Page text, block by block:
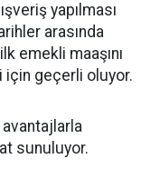
yapılması
arasında
emekli maaşını
için geçerli oluyor.
sunuluyor.